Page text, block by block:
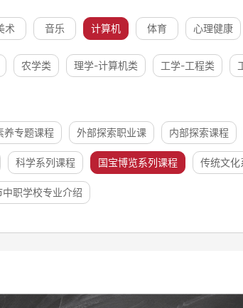
术 音乐 计算机 体育 心理健康
农学类 理学-计算机类 工学-工程类
养专题课程 外部探索职业课 内部探索课程
科学系列课程 国宝博览系列课程 传统文化
中职学校专业介绍